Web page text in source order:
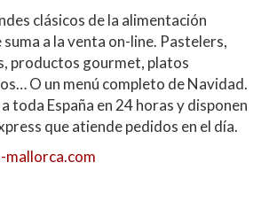
clásicos de la alimentación
suma a la venta on-line. Pastelers,
productos gourmet, platos
O un menú completo de Navidad.
toda España en 24 horas y disponen
que atiende pedidos en el día.